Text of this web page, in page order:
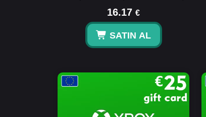
16.17 €
SATIN AL